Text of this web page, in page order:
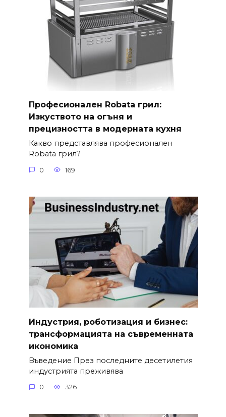
Професионален Robata грил:
Изкуството на огъня и
прецизността в модерната кухня
Какво представлява професионален
Robata грил?
0 169
Индустрия, роботизация и бизнес:
трансформацията на съвременната
икономика
Въведение През последните десетилетия
индустрията преживява
0 326